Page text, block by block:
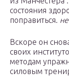
состояния
поправиться.
Вскоре он
своих
методам
силовым